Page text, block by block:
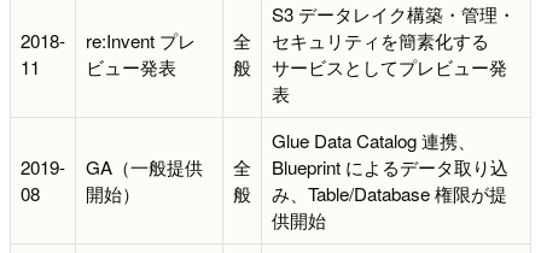
2018-
11
re:Invent プレ
ビュー発表
全
般
S3 データレイク構築・管理・
セキュリティを簡素化する
サービスとしてプレビュー発
表
2019-
08
GA（一般提供
開始）
全
般
Glue Data Catalog 連携、
Blueprint によるデータ取り込
み、Table/Database 権限が提
供開始